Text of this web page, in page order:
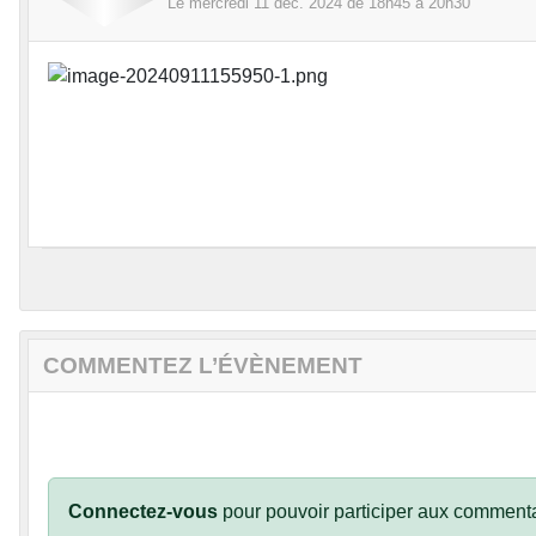
COMMENTEZ L’ÉVÈNEMENT
Connectez-vous pour pouvoir participer aux